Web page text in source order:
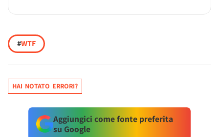
#WTF
HAI NOTATO ERRORI?
Aggiungici come fonte preferita
su Google